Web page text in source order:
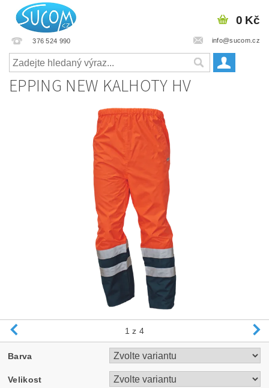
376 524 990 info@sucom.cz
0 Kč
EPPING NEW KALHOTY HV
1 z 4
Barva
Velikost